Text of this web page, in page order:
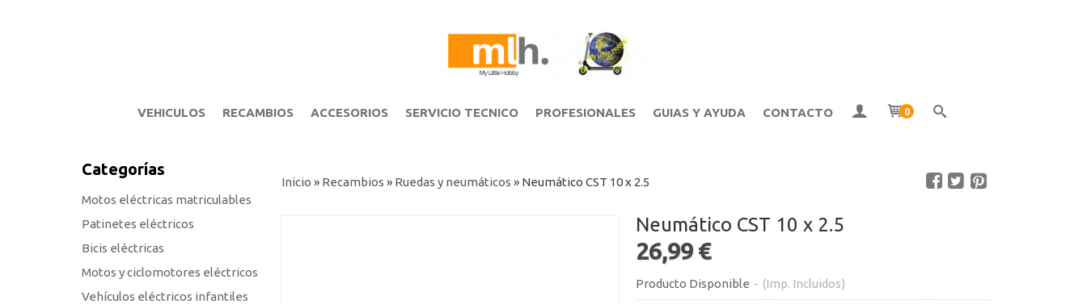
VEHICULOS RECAMBIOS ACCESORIOS SERVICIO TECNICO PROFESIONALES GUIAS Y AYUDA CONTACTO 0
Categorías
Motos eléctricas matriculables
Patinetes eléctricos
Bicis eléctricas
Motos y ciclomotores eléctricos
Vehículos eléctricos infantiles
Inicio » Recambios » Ruedas y neumáticos » Neumático CST 10 x 2.5
Neumático CST 10 x 2.5
26,99 €
Producto Disponible - (Imp. Incluidos)